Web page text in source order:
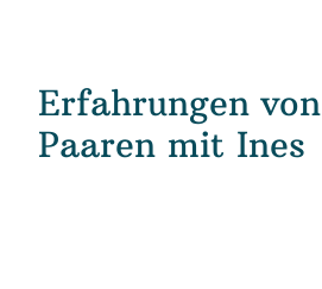
Erfahrungen von
Paaren mit Ines